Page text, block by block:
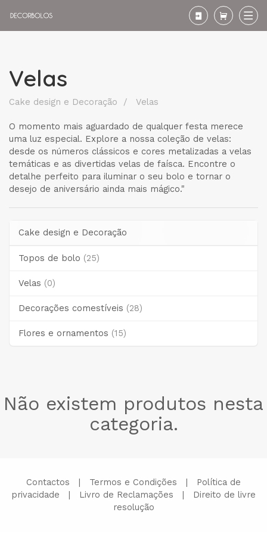
Velas
Velas
Cake design e Decoração Velas
O momento mais aguardado de qualquer festa merece
uma luz especial. Explore a nossa coleção de velas:
desde os números clássicos e cores metalizadas a velas
temáticas e as divertidas velas de faísca. Encontre o
detalhe perfeito para iluminar o seu bolo e tornar o
desejo de aniversário ainda mais mágico."
Cake design e Decoração
Topos de bolo (25)
Velas (0)
Decorações comestíveis (28)
Flores e ornamentos (15)
Não existem produtos nesta
categoria.
Contactos | Termos e Condições | Política de
privacidade | Livro de Reclamações | Direito de livre
resolução